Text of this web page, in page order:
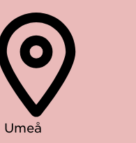
Umeå